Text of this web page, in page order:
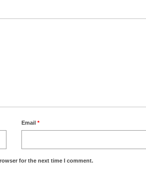
Email*
for the next time I comment.